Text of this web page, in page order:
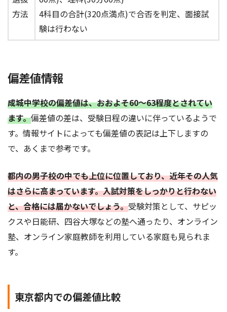
方法
4科目の合計(320点満点)で合否を判定、面接試
験は行わない
偏差値情報
成城中学校の偏差値は、おおよそ60～63程度とされてい
ます。偏差値の差は、受験日程の違いに伴っているようで
す。情報サイトによっても偏差値の表記は上下しますの
で、あくまで参考です。
都内の男子校の中でも上位に位置しており、近年その人気
はさらに高まっています。入試対策をしっかりと行わない
と、合格には届かないでしょう。受験対策として、サピッ
クスや日能研、四谷大塚などの塾へ通ったり、オンライン
塾、オンライン家庭教師を利用している家庭も見られま
す。
東京都内での偏差値比較